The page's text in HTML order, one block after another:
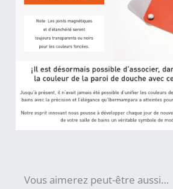
Vous aimerez peut-être aussi…